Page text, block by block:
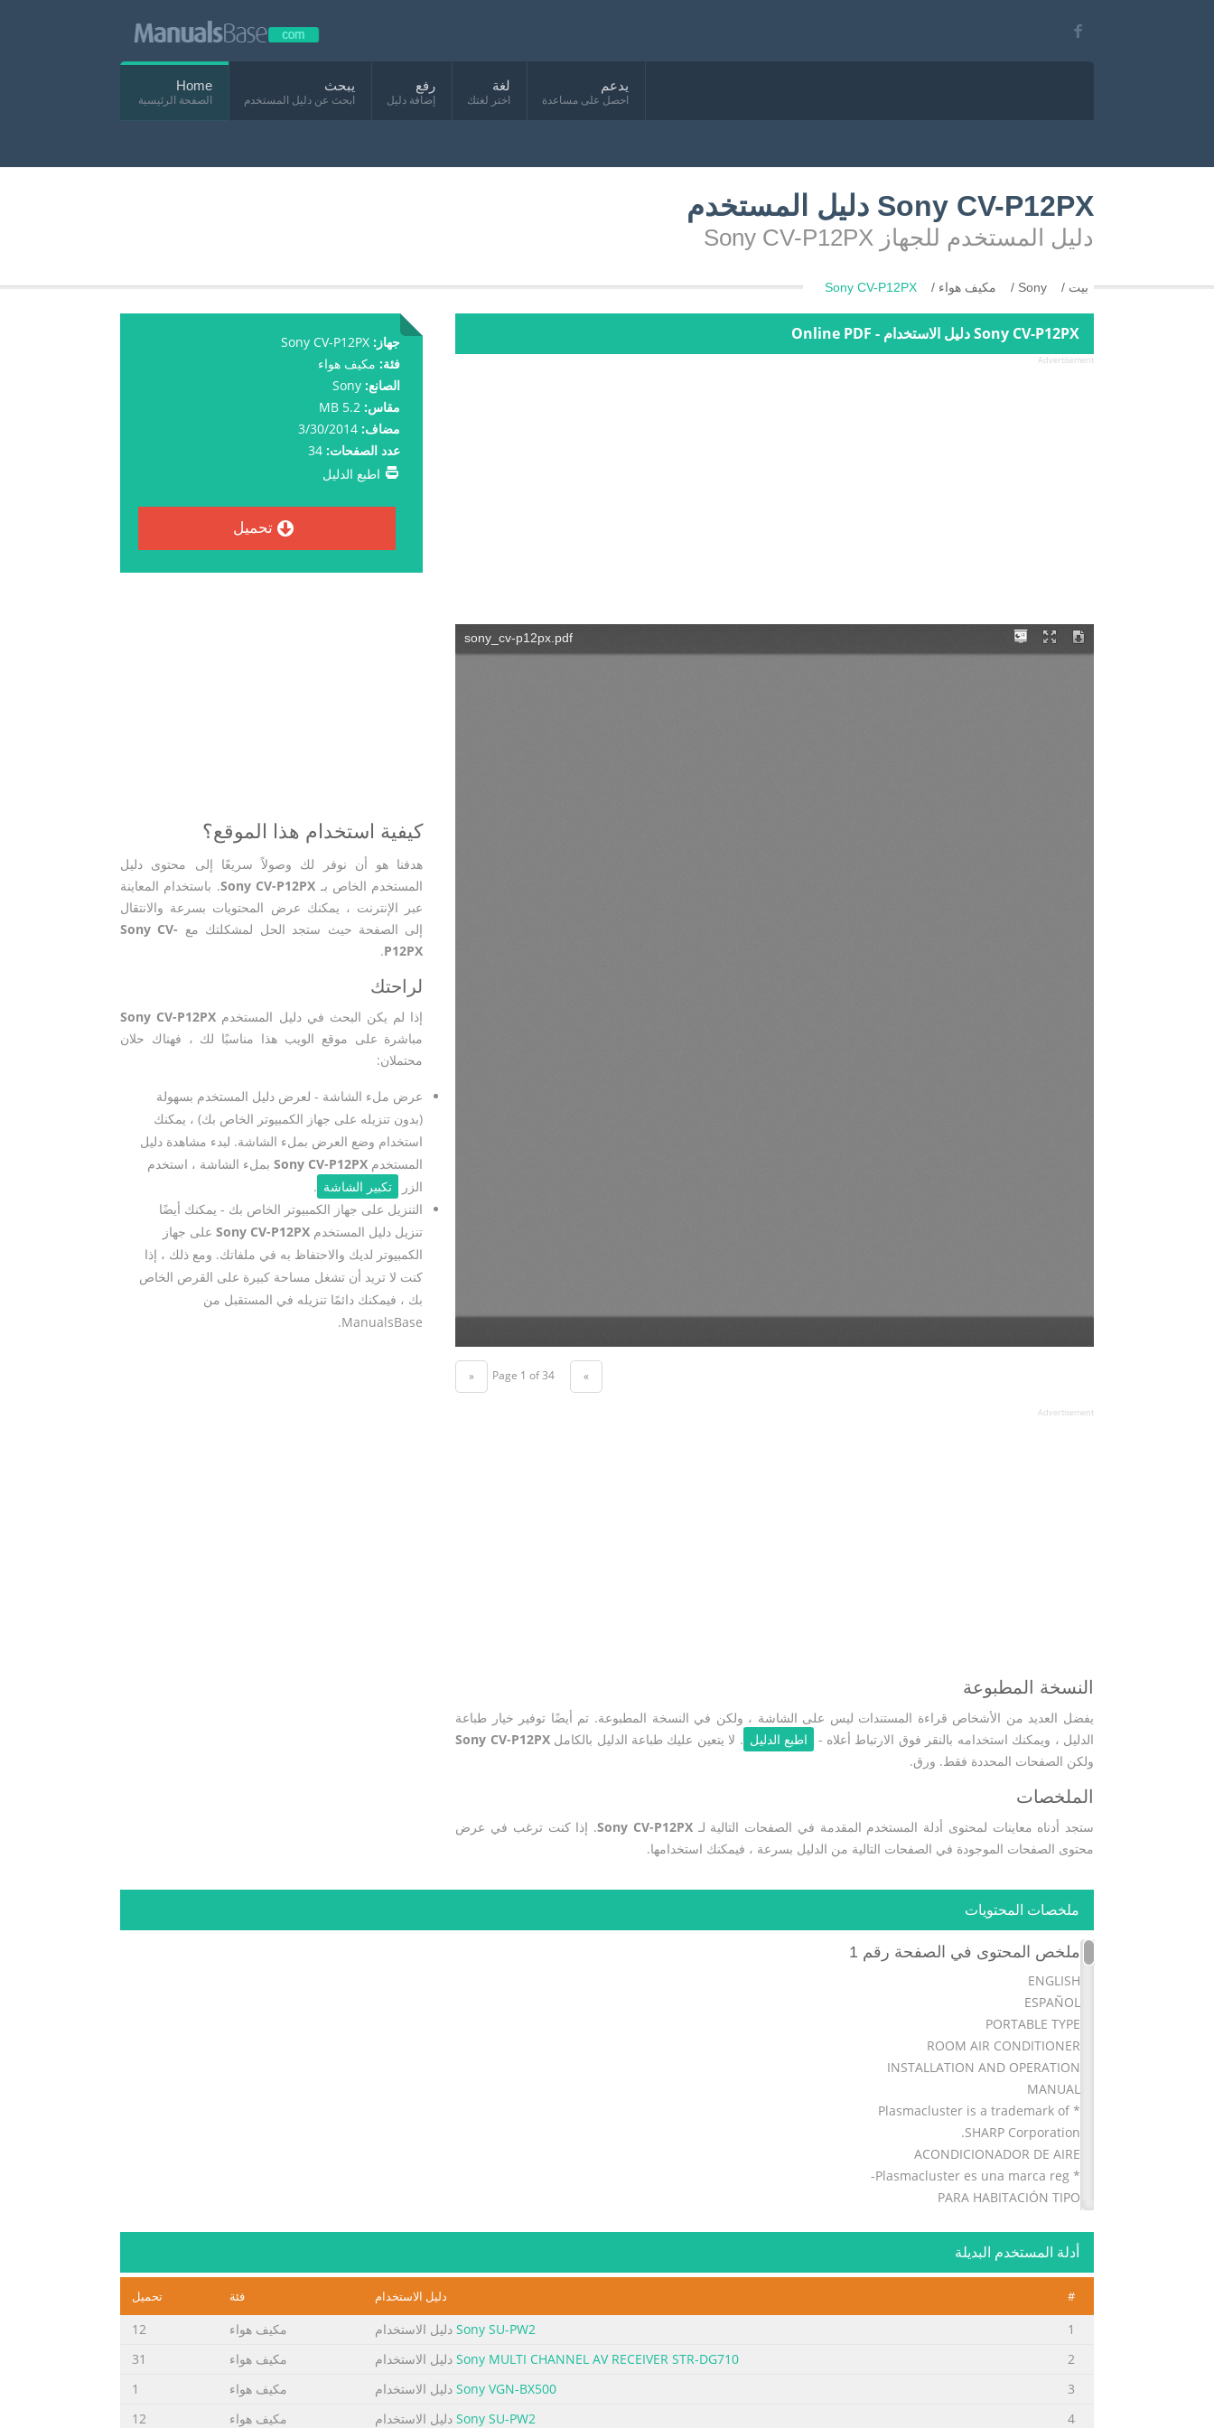
Home
الصفحة الرئيسية
يبحث
ابحث عن دليل المستخدم
رفع
إضافة دليل
لغة
اختر لغتك
يدعم
احصل على مساعدة
Sony CV-P12PX دليل المستخدم
دليل المستخدم للجهاز Sony CV-P12PX
بيت Sony مكيف هواء Sony CV-P12PX
جهاز:Sony CV-P12PX
فئة: مكيف هواء
الصانع: Sony
مقاس:5.2 MB
مضاف:3/30/2014
عدد الصفحات:34
اطبع الدليل
تحميل
كيفية استخدام هذا الموقع؟
هدفنا هو أن نوفر لك وصولاً سريعًا إلى محتوى دليل
المستخدم الخاص بـ Sony CV-P12PX. باستخدام المعاينة
عبر الإنترنت ، يمكنك عرض المحتويات بسرعة والانتقال
إلى الصفحة حيث ستجد الحل لمشكلتك مع Sony CV-
P12PX
.
لراحتك
إذا لم يكن البحث في دليل المستخدم Sony CV-P12PX
مباشرة على موقع الويب هذا مناسبًا لك ، فهناك حلان
محتملان:
عرض ملء الشاشة - لعرض دليل المستخدم بسهولة
(بدون تنزيله على جهاز الكمبيوتر الخاص بك) ، يمكنك
استخدام وضع العرض بملء الشاشة. لبدء مشاهدة دليل
المستخدم Sony CV-P12PXبملء الشاشة ، استخدم
الزر
تكبير الشاشة .
التنزيل على جهاز الكمبيوتر الخاص بك - يمكنك أيضًا
تنزيل دليل المستخدم Sony CV-P12PXعلى جهاز
الكمبيوتر لديك والاحتفاظ به في ملفاتك. ومع ذلك ، إذا
كنت لا تريد أن تشغل مساحة كبيرة على القرص الخاص
بك ، فيمكنك دائمًا تنزيله في المستقبل من
ManualsBase.
Sony CV-P12PX دليل الاستخدام - Online PDF
Advertisement
« Page 1 of 34 »
Advertisement
النسخة المطبوعة
يفضل العديد من الأشخاص قراءة المستندات ليس على الشاشة ، ولكن في النسخة المطبوعة. تم أيضًا توفير خيار طباعة
الدليل ، ويمكنك استخدامه بالنقر فوق الارتباط أعلاه -
اطبع الدليل . لا يتعين عليك طباعة الدليل بالكاملSony CV-P12PX
ولكن الصفحات المحددة فقط. ورق.
الملخصات
ستجد أدناه معاينات لمحتوى أدلة المستخدم المقدمة في الصفحات التالية لـSony CV-P12PX. إذا كنت ترغب في عرض
محتوى الصفحات الموجودة في الصفحات التالية من الدليل بسرعة ، فيمكنك استخدامها.
ملخصات المحتويات
ملخص المحتوى في الصفحة رقم 1
ENGLISH
ESPAÑOL
PORTABLE TYPE
ROOM AIR CONDITIONER
INSTALLATION AND OPERATION
MANUAL
* Plasmacluster is a trademark of
SHARP Corporation.
ACONDICIONADOR DE AIRE
* Plasmacluster es una marca reg-
PARA HABITACIÓN TIPO
PORTÁTIL
MANUAL DE INSTALACIÓN
CV-P12PX
CV-P13PX
أدلة المستخدم البديلة
# دليل الاستخدام فئة تحميل
1
Sony SU-PW2 دليل الاستخدام مكيف هواء
12
2
Sony MULTI CHANNEL AV RECEIVER STR-DG710 دليل الاستخدام مكيف هواء
31
3
Sony VGN-BX500 دليل الاستخدام مكيف هواء
1
4
Sony SU-PW2 دليل الاستخدام مكيف هواء
12